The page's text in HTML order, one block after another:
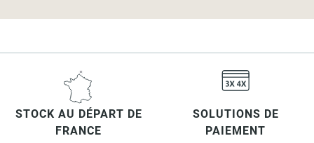
STOCK AU DÉPART DE
FRANCE
SOLUTIONS DE
PAIEMENT